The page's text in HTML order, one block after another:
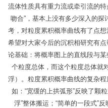
流体性质具有重力流或牵引流的
吻合”，基本上没有多少深入的
考，对粒度累积概率曲线有了点
希望对大家今后的沉积相研究有
论基础：将概率图上的直线段与
个粒度总体，而这个粒度总体就
浮）。粒度累积概率曲线的复杂
如：“宽缓的上拱弧形”反映了颗
浮”整体搬运；“简单的一段式”